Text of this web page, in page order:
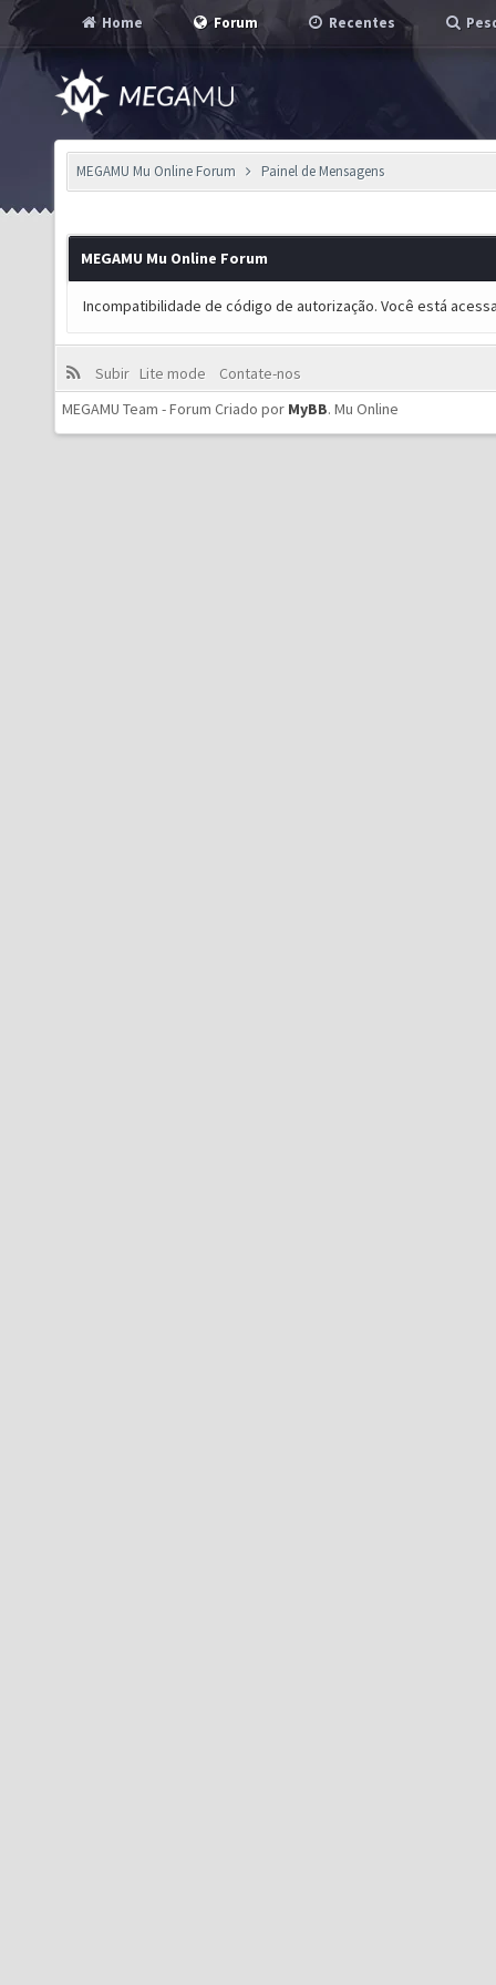
Home Forum Recentes
MEGAMU Mu Online Forum Painel de Mensagens
MEGAMU Mu Online Forum
Incompatibilidade de código de autorização. Você está
Subir Lite mode
Contate-nos
MEGAMU Team - Forum Criado por MyBB. Mu Online